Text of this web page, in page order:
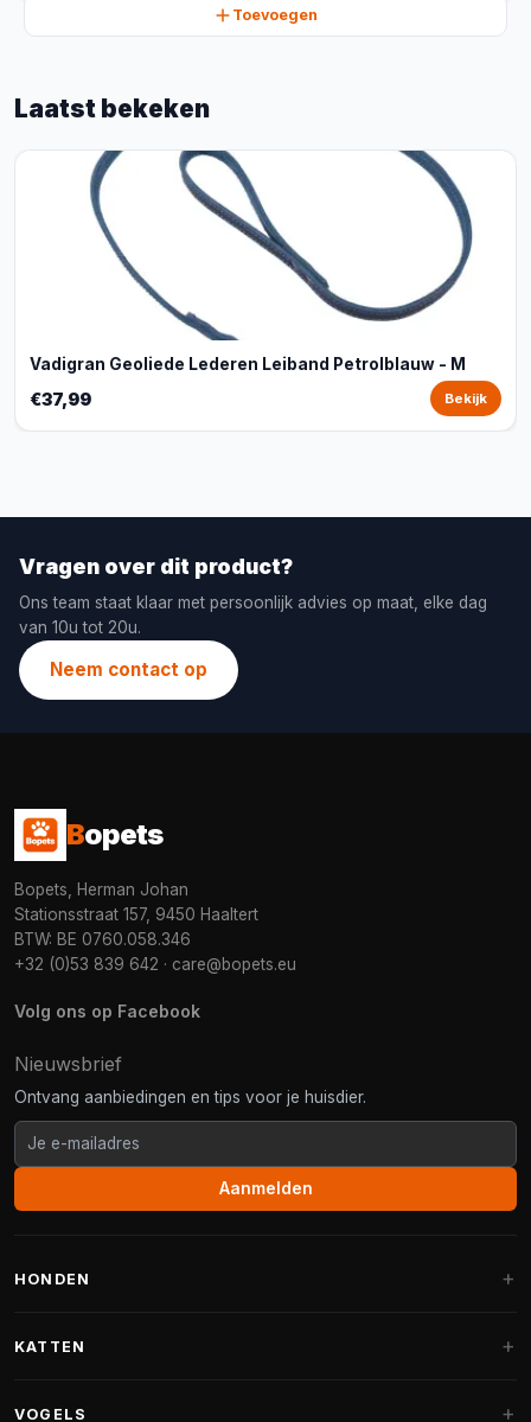
Toevoegen
Laatst bekeken
Vadigran Geoliede Lederen Leiband Petrolblauw - M
€37,99 Bekijk
Vragen over dit product?
Ons team staat klaar met persoonlijk advies op maat, elke dag
van 10u tot 20u.
Neem contact op
Bopets
Bopets, Herman Johan
Stationsstraat 157, 9450 Haaltert
BTW: BE 0760.058.346
+32 (0)53 839 642 · care@bopets.eu
Volg ons op Facebook
Nieuwsbrief
Ontvang aanbiedingen en tips voor je huisdier.
Aanmelden
HONDEN
KATTEN
VOGELS